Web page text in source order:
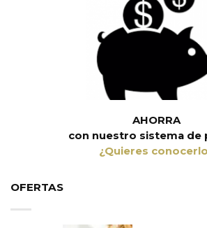
AHORRA
con nuestro sistema de
¿Quieres
OFERTAS